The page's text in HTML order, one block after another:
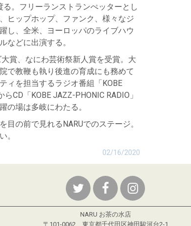
る。フリーランストランぺッターとし
ヒップホップ、ファンク、様々なジ
し、全米、ヨーロッパのライブハウ
などに出演する。
賞、なにわ芸術祭新人賞を受賞。大
で教鞭も執り後進の育成にも務めて
ィを担当するラジオ番組「KOBE
らCD 「KOBE JAZZ-PHONIC RADIO 」
の場は多岐にわたる。
目の前で見れるNARUでのステージ。
。
02/16/2020
NARU お茶の水店
〒101-0062 東京都千代田区神田駿河台2-1